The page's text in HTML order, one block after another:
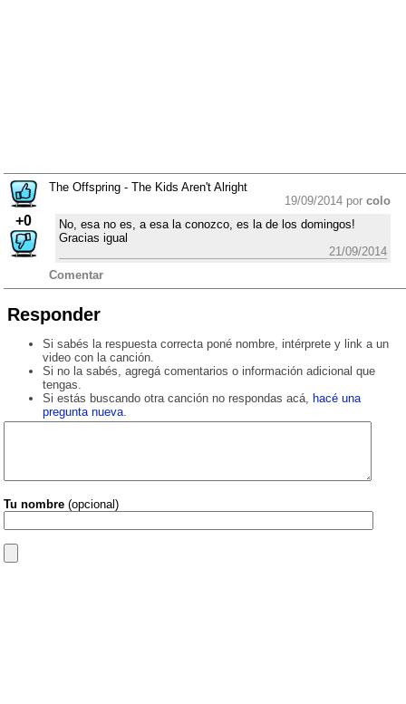
+0
The Offspring - The Kids Aren't Alright
19/09/2014 por colo
No, esa no es, a esa la conozco, es la de los domingos!
Gracias igual
21/09/2014
Comentar
Responder
Si sabés la respuesta correcta poné nombre, intérprete y link a un
video con la canción.
Si no la sabés, agregá comentarios o información adicional que
tengas.
Si estás buscando otra canción no respondas acá, hacé una
pregunta nueva.
Tu nombre (opcional)